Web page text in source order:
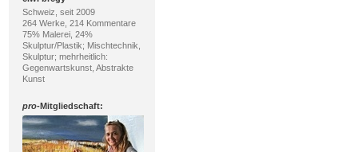
Schweiz, seit 2009
264 Werke, 214 Kommentare
75% Malerei, 24%
Skulptur/Plastik; Mischtechnik,
Skulptur; mehrheitlich:
Gegenwartskunst, Abstrakte
Kunst
pro-Mitgliedschaft: